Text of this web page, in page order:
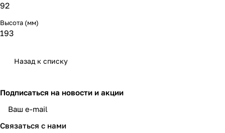
92
Высота (мм)
193
Назад к списку
Подписаться на новости и акции
Связаться с нами